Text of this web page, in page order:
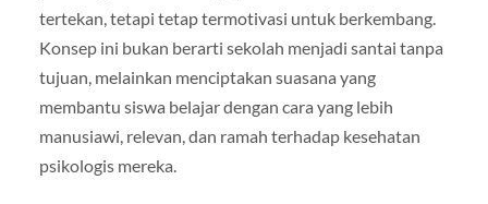
tertekan, tetapi tetap termotivasi untuk berkembang.
Konsep ini bukan berarti sekolah menjadi santai tanpa
tujuan, melainkan menciptakan suasana yang
membantu siswa belajar dengan cara yang lebih
manusiawi, relevan, dan ramah terhadap kesehatan
psikologis mereka.